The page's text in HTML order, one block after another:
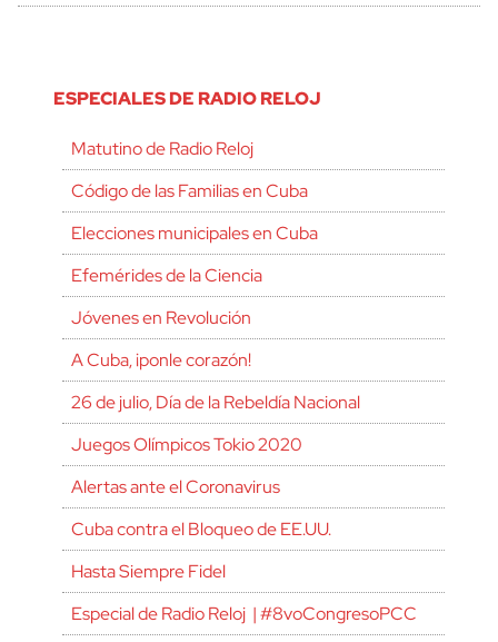
ESPECIALES DE RADIO RELOJ
Matutino de Radio Reloj
Código de las Familias en Cuba
Elecciones municipales en Cuba
Efemérides de la Ciencia
Jóvenes en Revolución
A Cuba, ¡ponle corazón!
26 de julio, Día de la Rebeldía Nacional
Juegos Olímpicos Tokio 2020
Alertas ante el Coronavirus
Cuba contra el Bloqueo de EE.UU.
Hasta Siempre Fidel
Especial de Radio Reloj | #8voCongresoPCC